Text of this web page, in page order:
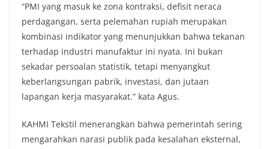
“PMI yang masuk ke zona kontraksi, defisit neraca
perdagangan, serta pelemahan rupiah merupakan
kombinasi indikator yang menunjukkan bahwa tekanan
terhadap industri manufaktur ini nyata. Ini bukan
sekadar persoalan statistik, tetapi menyangkut
keberlangsungan pabrik, investasi, dan jutaan
lapangan kerja masyarakat.” kata Agus.
KAHMI Tekstil menerangkan bahwa pemerintah sering
mengarahkan narasi publik pada kesalahan eksternal,